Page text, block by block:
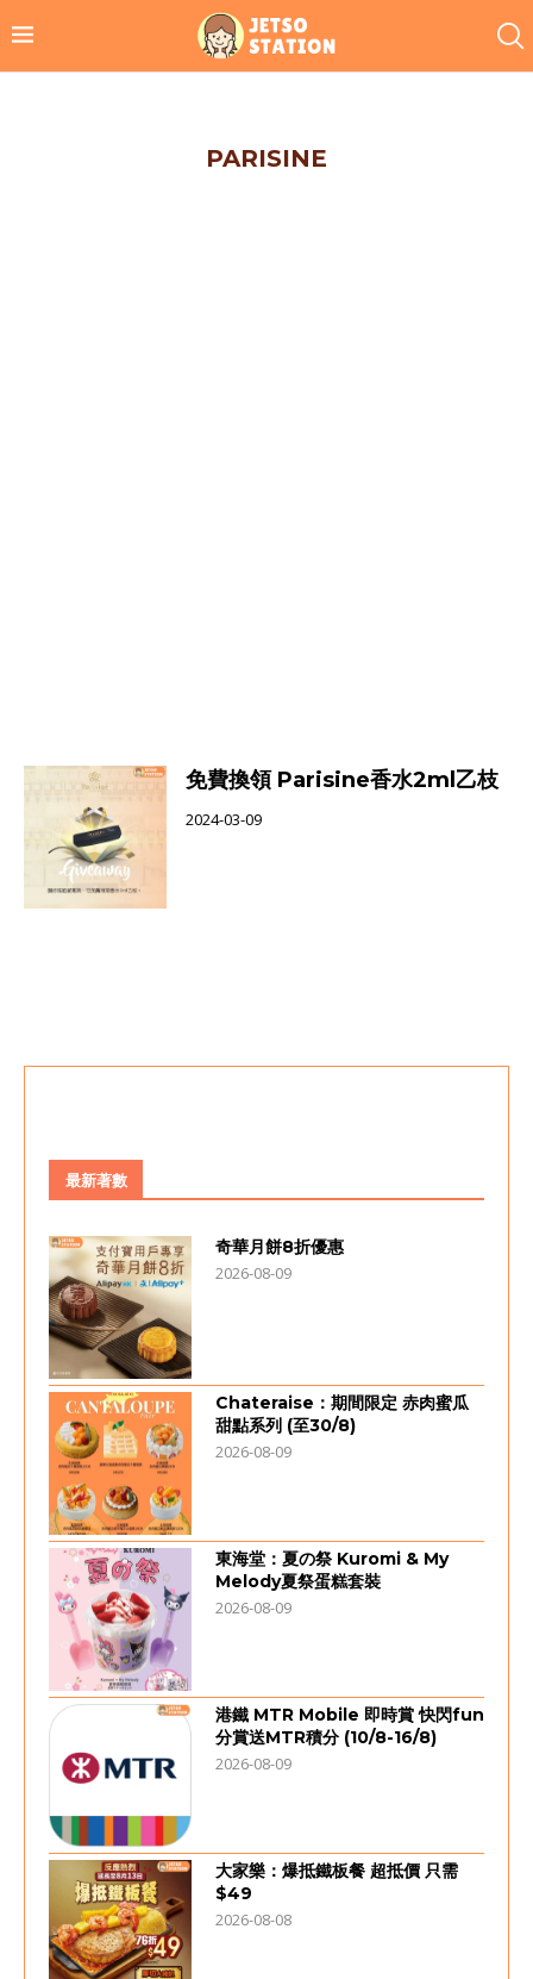
PARISINE
免費換領 Parisine香水2ml乙枝
2024-03-09
最新著數
奇華月餅8折優惠
2026-08-09
Chateraise：期間限定 赤肉蜜瓜
甜點系列 (至30/8)
2026-08-09
東海堂：夏の祭 Kuromi & My
Melody夏祭蛋糕套裝
2026-08-09
港鐵 MTR Mobile 即時賞 快閃fun
分賞送MTR積分 (10/8-16/8)
2026-08-09
大家樂：爆抵鐵板餐 超抵價 只需
$49
2026-08-08